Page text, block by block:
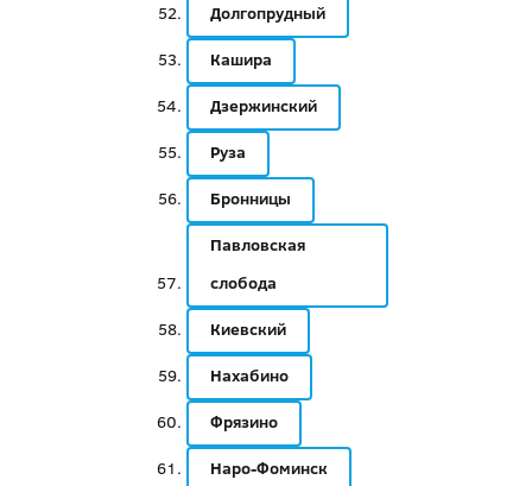
Долгопрудный
Кашира
Дзержинский
Руза
Бронницы
Павловская
слобода
Киевский
Нахабино
Фрязино
Наро-Фоминск